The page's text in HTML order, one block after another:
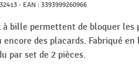
- EAN : 3393999260966
à bille permettent de bloquer les
encore des placards. Fabriqué
par set de 2 pièces.